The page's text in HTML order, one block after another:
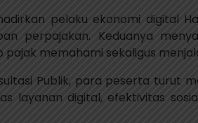
pelaku ekonomi digital
perpajakan. Keduanya
pajak memahami sekaligus
Publik, para peserta turut
layanan digital, efektivitas